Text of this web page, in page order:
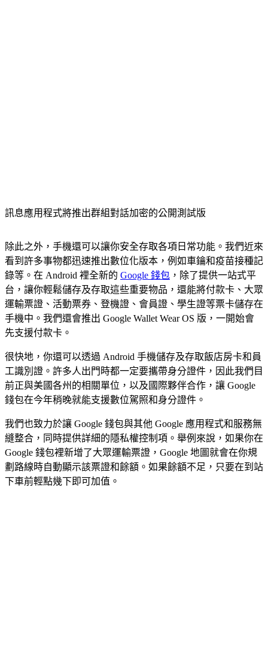
訊息應用程式將推出群組對話加密的公開測試版
除此之外，手機還可以讓你安全存取各項日常功能。我們近來
看到許多事物都迅速推出數位化版本，例如車鑰和疫苗接種記
錄等。在 Android 裡全新的 Google 錢包 ，除了提供一站式平
台，讓你輕鬆儲存及存取這些重要物品，還能將付款卡、大眾
運輸票證、活動票券、登機證、會員證、學生證等票卡儲存在
手機中。我們還會推出 Google Wallet Wear OS 版，一開始會
先支援付款卡。
很快地，你還可以透過 Android 手機儲存及存取飯店房卡和員
工識別證。許多人出門時都一定要攜帶身分證件，因此我們目
前正與美國各州的相關單位，以及國際夥伴合作，讓 Google
錢包在今年稍晚就能支援數位駕照和身分證件。
我們也致力於讓 Google 錢包與其他 Google 應用程式和服務無
縫整合，同時提供詳細的隱私權控制項。舉例來說，如果你在
Google 錢包裡新增了大眾運輸票證，Google 地圖就會在你規
劃路線時自動顯示該票證和餘額。如果餘額不足，只要在到站
下車前輕點幾下即可加值。